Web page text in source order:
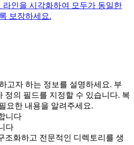
라인을 시각화하여 모두가 동일한
보장하세요.
고자 하는 정보를 설명하세요. 부
정의 필드를 지정할 수 있습니다. 복
요한 내용을 알려주세요.
다
조화하고 전문적인 디렉토리를 생